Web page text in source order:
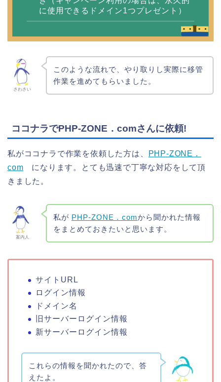
に使用できるドメイン1つプレゼント）
さわさい
このような流れで、やり取りし実際に移管
作業を進めてもらいました。
ココナラでPHP‐ZONE．comさんに依頼!
私がココナラで作業を依頼した方は、
PHP‐ZONE．
com になります。とても迅速で丁寧な対応をして頂
きました。
案内人
私が PHP‐ZONE．comから聞かれた情報
をまとめておきたいと思います。
サイトURL
ログイン情報
ドメイン名
旧サーバーログイン情報
新サーバーログイン情報
これらの情報を聞かれたので、答
えたよ。